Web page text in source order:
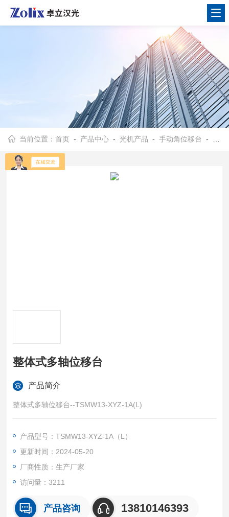
当前位置：首页 - 产品中心 -光机产品 -手动角位移台 - TSMW13-XYZ-1A（L）整体式多轴位移台
整体式多轴位移台
产品简介
整体式多轴位移台--TSMW13-XYZ-1A(L)
产品型号：TSMW13-XYZ-1A（L）
更新时间：2024-05-20
厂商性质：生产厂家
访问量：3211
产品咨询 13810146393